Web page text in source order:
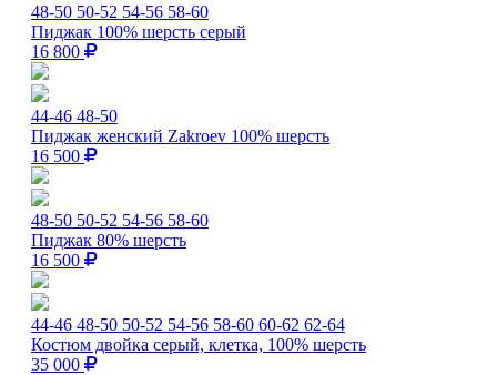
48-50 50-52 54-56 58-60
Пиджак 100% шерсть серый
16 800
44-46 48-50
Пиджак женский Zakroev 100% шерсть
16 500
48-50 50-52 54-56 58-60
Пиджак 80% шерсть
16 500
44-46 48-50 50-52 54-56 58-60 60-62 62-64
Костюм двойка серый, клетка, 100% шерсть
35 000